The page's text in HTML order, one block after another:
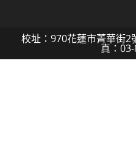
校址：970花蓮市菁華
真：